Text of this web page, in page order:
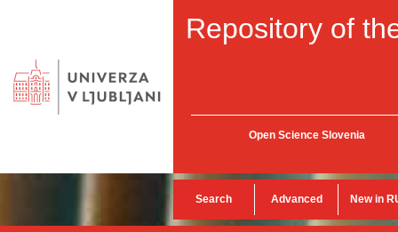
Repository of
Open Science Slovenia
Search Advanced New in